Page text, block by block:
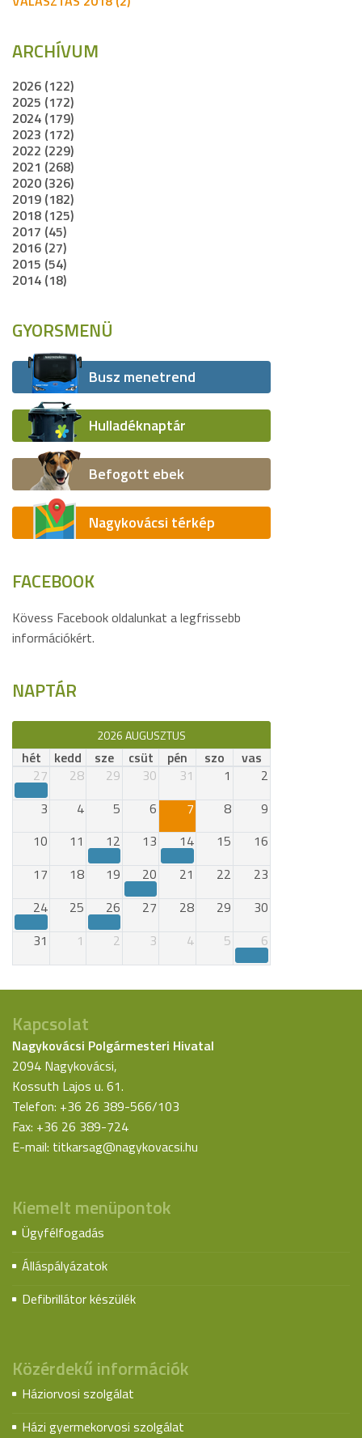
ARCHÍVUM
2026 (122)
2025 (172)
2024 (179)
2023 (172)
2022 (229)
2021 (268)
2020 (326)
2019 (182)
2018 (125)
2017 (45)
2016 (27)
2015 (54)
2014 (18)
GYORSMENÜ
Busz menetrend
Hulladéknaptár
Befogott ebek
Nagykovácsi térkép
FACEBOOK
Kövess Facebook oldalunkat a legfrissebb
információkért.
NAPTÁR
2026 AUGUSZTUS
hét kedd sze csüt pén szo
vas
27
28 29 30 31 1
2
3
4 5 6 7 8
9
10
11 12 13 14 15
16
17
18 19 20 21 22
23
24
25 26 27 28 29
30
31
1 2 3 4 5 6
Kapcsolat
Nagykovácsi Polgármesteri Hivatal
2094 Nagykovácsi,
Kossuth Lajos u. 61.
Telefon: +36 26 389-566/103
Fax: +36 26 389-724
E-mail: titkarsag@nagykovacsi.hu
Kiemelt menüpontok
Ügyfélfogadás
Álláspályázatok
Defibrillátor készülék
Közérdekű információk
Háziorvosi szolgálat
Házi gyermekorvosi szolgálat